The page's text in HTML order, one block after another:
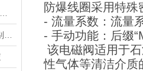
防爆线圈采用特殊
- 流量系数：流量
- 手动功能：后缀
该电磁阀适用于
性气体等清洁介质